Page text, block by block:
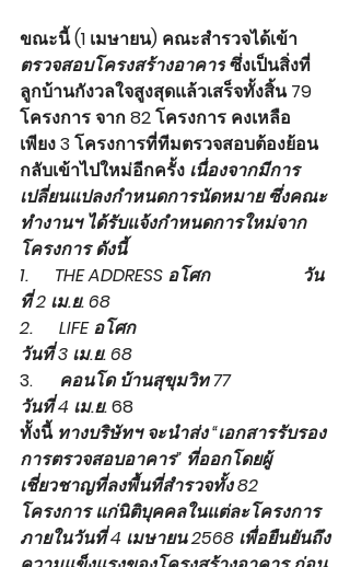
ขณะนี้ (1 เมษายน) คณะสำรวจได้เข้า
ตรวจสอบโครงสร้างอาคาร ซึ่งเป็นสิ่งที่
ลูกบ้านกังวลใจสูงสุดแล้วเสร็จทั้งสิ้น 79
โครงการ จาก 82 โครงการ คงเหลือ
เพียง 3 โครงการที่ทีมตรวจสอบต้องย้อน
กลับเข้าไปใหม่อีกครั้ง เนื่องจากมีการ
เปลี่ยนแปลงกำหนดการนัดหมาย ซึ่งคณะ
ทำงานฯ ได้รับแจ้งกำหนดการใหม่จาก
โครงการ ดังนี้
1.      THE ADDRESS อโศก                     วัน
ที่ 2 เม.ย. 68
2.      LIFE อโศก
วันที่ 3 เม.ย. 68
3. คอนโด บ้านสุขุมวิท 77
วันที่ 4 เม.ย. 68
ทั้งนี้ ทางบริษัทฯ จะนำส่ง “เอกสารรับรอง
การตรวจสอบอาคาร” ที่ออกโดยผู้
เชี่ยวชาญที่ลงพื้นที่สำรวจทั้ง 82
โครงการ แก่นิติบุคคลในแต่ละโครงการ
ภายในวันที่ 4 เมษายน 2568 เพื่อยืนยันถึง